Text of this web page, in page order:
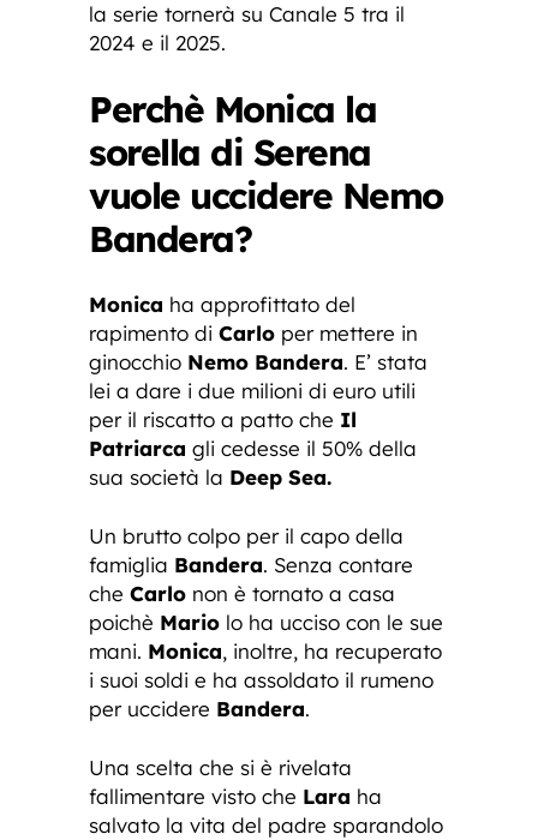
la serie tornerà su Canale 5 tra il
2024 e il 2025.
Perchè Monica la
sorella di Serena
vuole uccidere Nemo
Bandera?
Monica ha approfittato del
rapimento di Carlo per mettere in
ginocchio Nemo Bandera. E’ stata
lei a dare i due milioni di euro utili
per il riscatto a patto che Il
Patriarca gli cedesse il 50% della
sua società la Deep Sea.
Un brutto colpo per il capo della
famiglia Bandera. Senza contare
che Carlo non è tornato a casa
poichè Mario lo ha ucciso con le sue
mani. Monica, inoltre, ha recuperato
i suoi soldi e ha assoldato il rumeno
per uccidere Bandera.
Una scelta che si è rivelata
fallimentare visto che Lara ha
salvato la vita del padre sparandolo